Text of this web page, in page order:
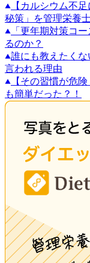
【カルシウム不
秘策」を管理栄養
「更年期対策コ
るのか？
誰にも教えたく
言われる理由
【その習慣が危
も簡単だった？！